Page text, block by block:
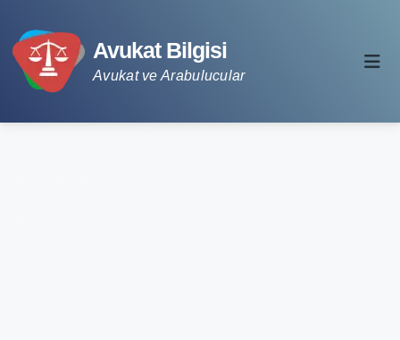
Avukat Bilgisi
Avukat ve Arabulucular